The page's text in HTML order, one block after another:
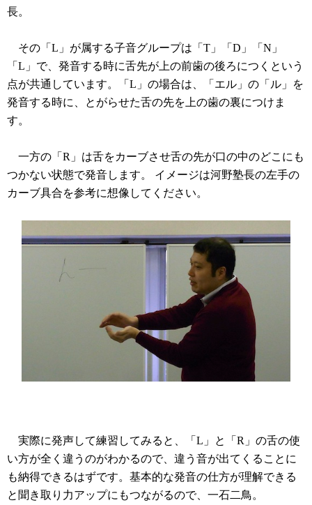
長。
その「L」が属する子音グループは「T」「D」「N」
「L」で、発音する時に舌先が上の前歯の後ろにつくという
点が共通しています。「L」の場合は、「エル」の「ル」を
発音する時に、とがらせた舌の先を上の歯の裏につけま
す。
一方の「R」は舌をカーブさせ舌の先が口の中のどこにも
つかない状態で発音します。 イメージは河野塾長の左手の
カーブ具合を参考に想像してください。
実際に発声して練習してみると、「L」と「R」の舌の使
い方が全く違うのがわかるので、違う音が出てくることに
も納得できるはずです。基本的な発音の仕方が理解できる
と聞き取り力アップにもつながるので、一石二鳥。